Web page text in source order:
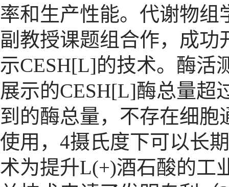
率和生产性能。代谢物
副教授课题组合作，成
示CESH[L]的技术。酶活
展示的CESH[L]酶总量超
到的酶总量，不存在细
使用， 4摄氏度下可以长
术为提升L(+)酒石酸的工